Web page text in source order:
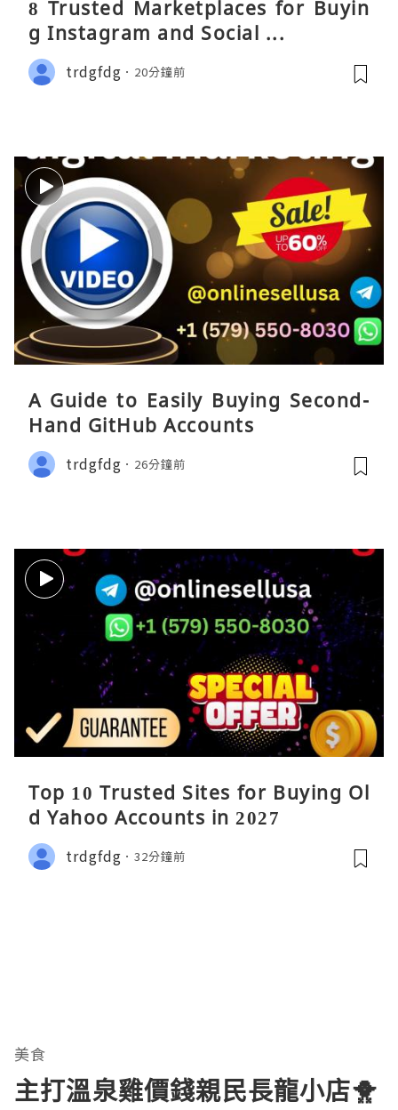
8 Trusted Marketplaces for Buyin
g Instagram and Social ...
trdgfdg 20分鐘前
A Guide to Easily Buying Second-
Hand GitHub Accounts
trdgfdg 26分鐘前
Top 10 Trusted Sites for Buying Ol
d Yahoo Accounts in 2027
trdgfdg 32分鐘前
美食
主打溫泉雞價錢親民長龍小店🐥